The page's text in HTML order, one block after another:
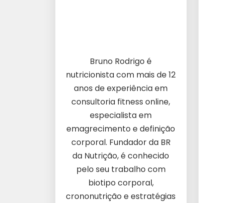
Bruno Rodrigo é
nutricionista com mais de 12
anos de experiência em
consultoria fitness online,
especialista em
emagrecimento e definição
corporal. Fundador da BR
da Nutrição, é conhecido
pelo seu trabalho com
biotipo corporal,
crononutrição e estratégias